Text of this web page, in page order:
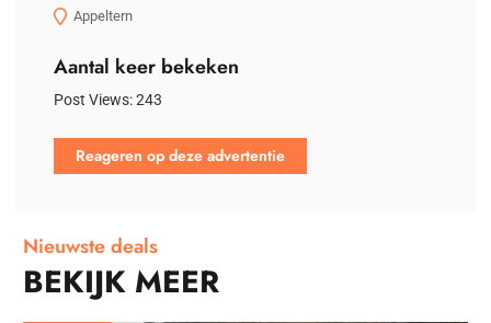
Appeltern
Aantal keer bekeken
Post Views:243
Reageren op deze advertentie
Nieuwste deals
BEKIJK MEER